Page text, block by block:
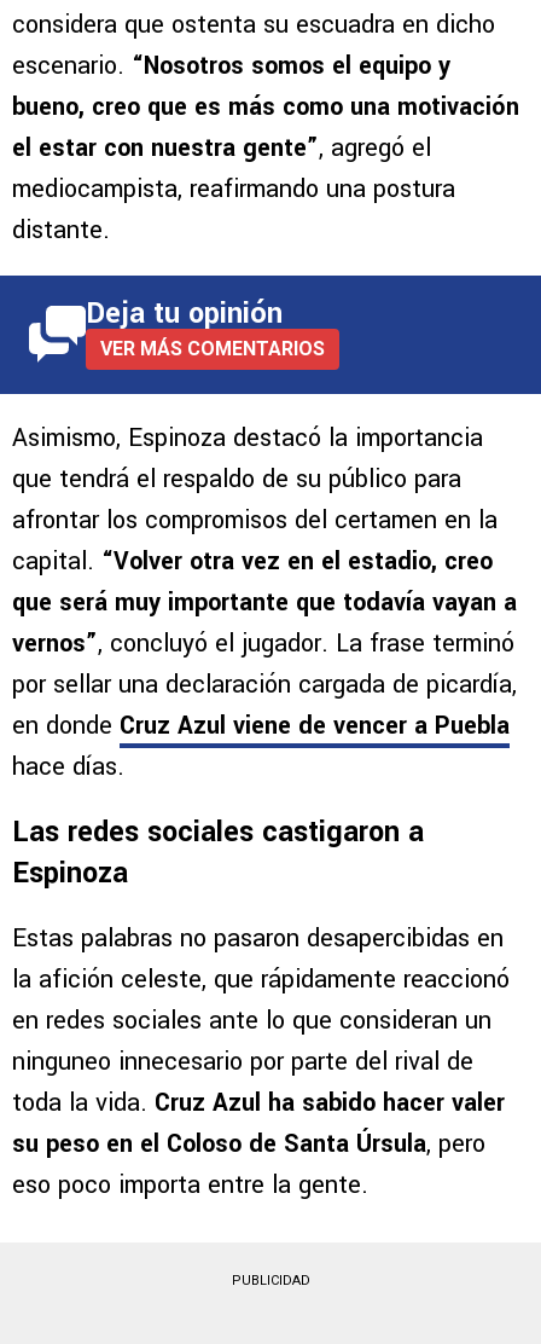
Lejos de bajar la intensidad de sus palabras, el
juvenil insistió en que la presencia de otros
inquilinos no altera la jerarquía que él
considera que ostenta su escuadra en dicho
escenario.
“Nosotros somos el equipo y
bueno, creo que es más como una motivación
mediocampista, reafirmando una postura
distante.
Deja tu opinión
VER MÁS COMENTARIOS
Asimismo, Espinoza destacó la importancia
que tendrá el respaldo de su público para
afrontar los compromisos del certamen en la
capital.
“Volver otra vez en el estadio, creo
que será muy importante que todavía vayan a
vernos”
, concluyó el jugador. La frase terminó
en dondeCruz Azul viene de vencer a Puebla
hace días.
Las redes sociales castigaron a
Espinoza
Estas palabras no pasaron desapercibidas en
la afición celeste, que rápidamente reaccionó
en redes sociales ante lo que consideran un
ninguneo innecesario por parte del rival de
eso poco importa entre la gente.